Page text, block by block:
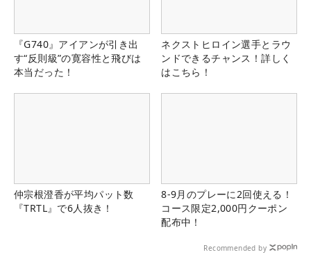
『G740』アイアンが引き出
す“反則級”の寛容性と飛びは
本当だった！
ネクストヒロイン選手とラウ
ンドできるチャンス！詳しく
はこちら！
仲宗根澄香が平均パット数
『TRTL』で6人抜き！
8-9月のプレーに2回使える！
コース限定2,000円クーポン
配布中！
Recommended by